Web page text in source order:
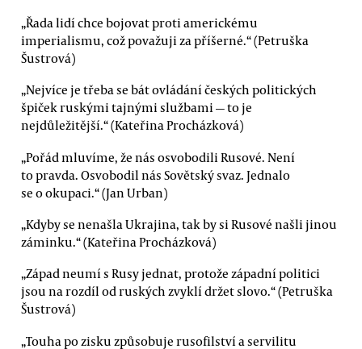
„Řada lidí chce bojovat proti americkému
imperialismu, což považuji za příšerné.“ (Petruška
Šustrová)
„Nejvíce je třeba se bát ovládání českých politických
špiček ruskými tajnými službami — to je
nejdůležitější.“ (Kateřina Procházková)
„Pořád mluvíme, že nás osvobodili Rusové. Není
to pravda. Osvobodil nás Sovětský svaz. Jednalo
se o okupaci.“ (Jan Urban)
„Kdyby se nenašla Ukrajina, tak by si Rusové našli jinou
záminku.“ (Kateřina Procházková)
„Západ neumí s Rusy jednat, protože západní politici
jsou na rozdíl od ruských zvyklí držet slovo.“ (Petruška
Šustrová)
„Touha po zisku způsobuje rusofilství a servilitu